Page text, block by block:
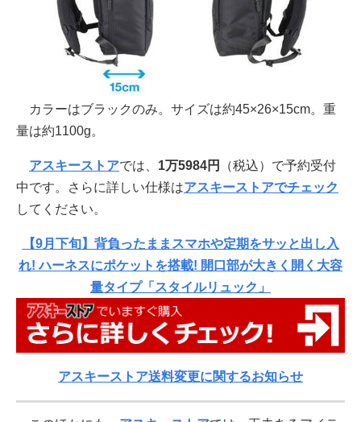
カラーはブラックのみ。サイズは約45×26×15cm。重
量は約1100g。
アスキーストアでは、 1万5984円
（税込）で予約受付
中です。さらに詳しい仕様はアスキーストアでチェック
してください。
【9月下旬】背負ったままスマホや定期をサッと出し入
れ! ハーネスにポケットを搭載! 開口部が大きく開く大容
量タイプ「スタイルリュック」
アスキーストア送料変更に関するお知らせ